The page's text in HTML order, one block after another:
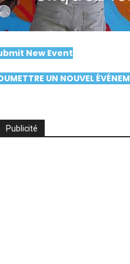
New Event
UN NOUVEL
Publicité